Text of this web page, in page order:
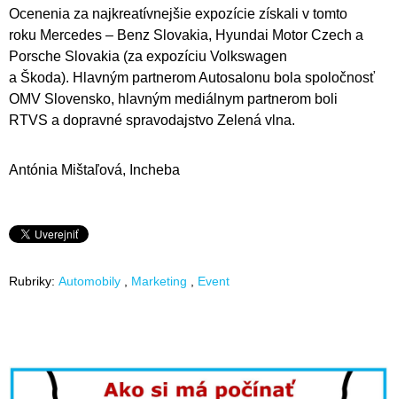
Ocenenia za najkreatívnejšie expozície získali v tomto
roku Mercedes – Benz Slovakia, Hyundai Motor Czech a
Porsche Slovakia (za expozíciu Volkswagen
a Škoda). Hlavným partnerom Autosalonu bola spoločnosť
OMV Slovensko, hlavným mediálnym partnerom boli
RTVS a dopravné spravodajstvo Zelená vlna.
Antónia Mištaľová, Incheba
Rubriky: Automobily Marketing Event